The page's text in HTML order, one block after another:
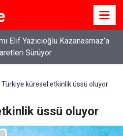
Elif Yazıcıoğlu Kazanasmaz’a
Sürüyor
Türkiye küresel etkinlik üssü oluyor
üssü oluyor